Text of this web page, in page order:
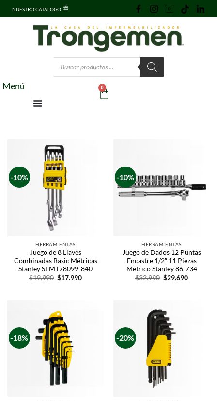
NUESTRO CATALOGO
Menú 0
-10%
HERRAMIENTAS
Juego de 8 Llaves
Combinadas Basic Métricas
Stanley STMT78099-840
$19.990 $17.990
-10%
HERRAMIENTAS
Juego de Dados 12 Puntas
Encastre 1/2″ 11 Piezas
Métrico Stanley 86-734
$32.990 $29.690
-18% -20%